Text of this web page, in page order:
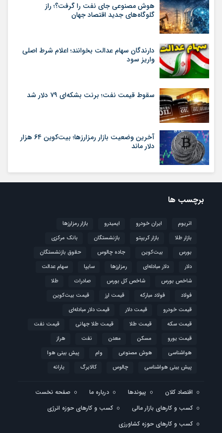
هوش مصنوعی جای نفت را گرفت؟؛ راز
گلوگاه‌های جدید اقتصاد جهان
دارندگان سهام عدالت بخوانند؛ اعلام شرط اصلی
واریز سود
سقوط قیمت نفت؛ برنت بشکه‌ای ۷۹ دلار شد
آخرین وضعیت بازار رمزارزها؛ بیت‌کوین ۶۴ هزار
دلار ماند
برچسب ها
اتریوم ایران خودرو ایمیدرو
بازار رمزارزها
بازار طلا
بازار کریپتو بازنشستگان
بانک مرکزی
بورس
بیت‌کوین جاده چالوس
حقوق بازنشستگان
دلار
دلار مبادله‌ای رمزارزها سایپا
سهام عدالت
شاخص بورس
شاخص کل بورس صادرات
طلا
فولاد
فولاد مبارکه قیمت ارز
قیمت بیت‌کوین
قیمت خودرو
قیمت دلار
قیمت دلار مبادله‌ای
قیمت سکه
قیمت طلا قیمت طلا جهانی
قیمت نفت
قیمت یورو
مسکن معدن نفت
هراز
هواشناسی
هوش مصنوعی وام
پیش بینی هوا
پیش بینی هواشناسی
چالوس کالابرگ یارانه
اقتصاد کلان پیوندها درباره ما
صفحه نخست
کسب و کارهای بازار مالی
کسب و کارهای حوزه انرژی
کسب و کارهای حوزه کشاورزی